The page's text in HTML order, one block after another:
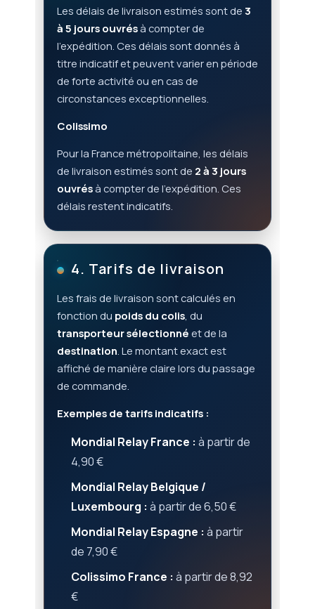
Les délais de livraison estimés sont de 3
à 5 jours ouvrésà compter de
l’expédition. Ces délais sont donnés à
titre indicatif et peuvent varier en période
de forte activité ou en cas de
circonstances exceptionnelles.
Colissimo
Pour la France métropolitaine, les délais
de livraison estimés sont de 2 à 3 jours
ouvrésà compter de l’expédition. Ces
délais restent indicatifs.
4. Tarifs de livraison
Les frais de livraison sont calculés en
fonction du poids du colis, du
transporteur sélectionné et de la
destination. Le montant exact est
affiché de manière claire lors du passage
de commande.
Exemples de tarifs indicatifs :
Mondial Relay France : à partir de
4,90 €
Mondial Relay Belgique /
Luxembourg : à partir de 6,50 €
Mondial Relay Espagne : à partir
de 7,90 €
Colissimo France : à partir de 8,92
€